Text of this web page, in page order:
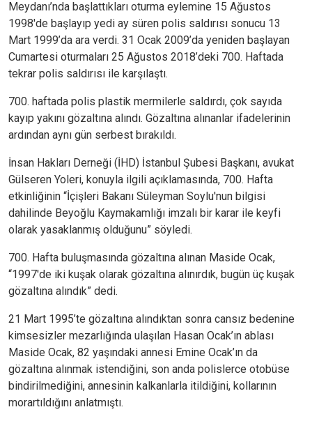
Meydanı’nda başlattıkları oturma eylemine 15 Ağustos
1998'de başlayıp yedi ay süren polis saldırısı sonucu 13
Mart 1999’da ara verdi. 31 Ocak 2009’da yeniden başlayan
Cumartesi oturmaları 25 Ağustos 2018’deki 700. Haftada
tekrar polis saldırısı ile karşılaştı.
700. haftada polis plastik mermilerle saldırdı, çok sayıda
kayıp yakını gözaltına alındı. Gözaltına alınanlar ifadelerinin
ardından aynı gün serbest bırakıldı.
İnsan Hakları Derneği (İHD) İstanbul Şubesi Başkanı, avukat
Gülseren Yoleri, konuyla ilgili açıklamasında, 700. Hafta
etkinliğinin “İçişleri Bakanı Süleyman Soylu'nun bilgisi
dahilinde Beyoğlu Kaymakamlığı imzalı bir karar ile keyfi
olarak yasaklanmış olduğunu” söyledi.
700. Hafta buluşmasında gözaltına alınan Maside Ocak,
“1997'de iki kuşak olarak gözaltına alınırdık, bugün üç kuşak
gözaltına alındık” dedi.
21 Mart 1995’te gözaltına alındıktan sonra cansız bedenine
kimsesizler mezarlığında ulaşılan Hasan Ocak’ın ablası
Maside Ocak, 82 yaşındaki annesi Emine Ocak’ın da
gözaltına alınmak istendiğini, son anda polislerce otobüse
bindirilmediğini, annesinin kalkanlarla itildiğini, kollarının
morartıldığını anlatmıştı.